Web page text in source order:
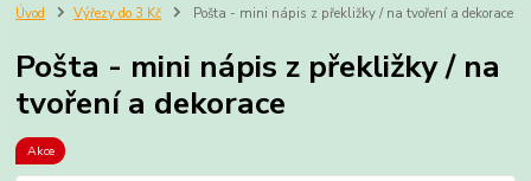
Úvod Výřezy do 3 Kč Pošta - mini nápis z překližky / na tvoření a dekorace
Pošta - mini nápis z překližky / na
tvoření a dekorace
Akce